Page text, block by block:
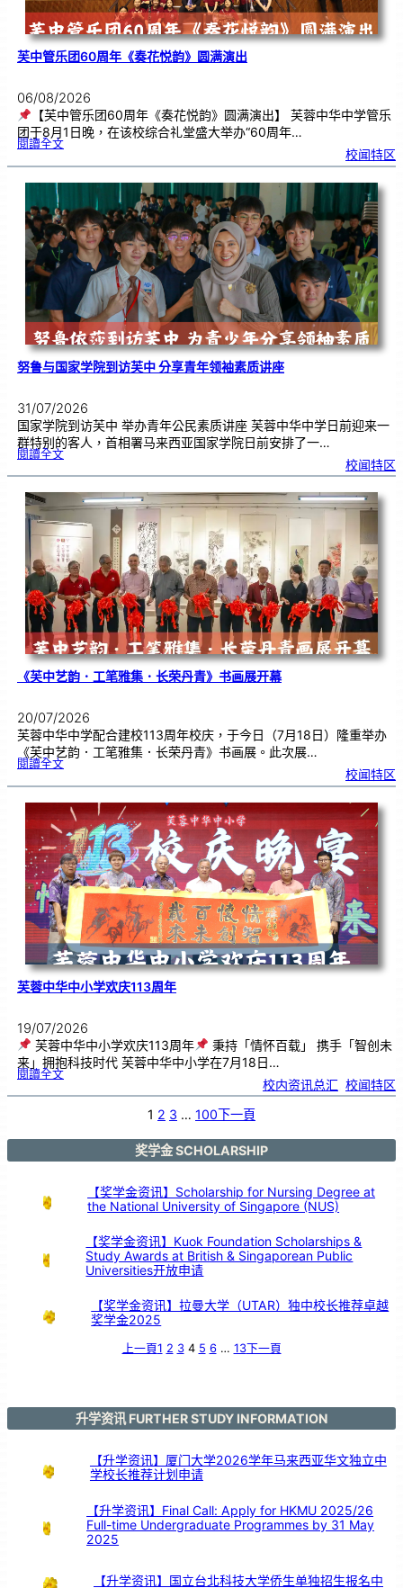
芙中管乐团60周年《奏花悦韵》圆满演出
06/08/2026
【芙中管乐团60周年《奏花悦韵》圆满演出】 芙蓉中华中学管乐
团于8月1日晚，在该校综合礼堂盛大举办“60周年…
閱讀全文:芙
乐
6
0
《
奏
花
悦
韵
》
圆
满
演
出
校闻特区
努鲁与国家学院到访芙中 分享青年领袖素质讲座
31/07/2026
国家学院到访芙中 举办青年公民素质讲座 芙蓉中华中学日前迎来一
群特别的客人，首相署马来西亚国家学院日前安排了一…
閱讀全文:努
国
学
院
到
访
中
分
享
青
年
领
袖
素
质
讲
座
校闻特区
《芙中艺韵．工笔雅集．长荣丹青》书画展开幕
20/07/2026
芙蓉中华中学配合建校113周年校庆，于今日（7月18日）隆重举办
《芙中艺韵．工笔雅集．长荣丹青》书画展。此次展…
閱讀全文:《
艺
．
工
笔
雅
集
．
长
荣
丹
青
》
书
画
展
开
幕
校闻特区
芙蓉中华中小学欢庆113周年
19/07/2026
芙蓉中华中小学欢庆113周年
秉持「情怀百载」 携手「智创未
来」拥抱科技时代 芙蓉中华中小学在7月18日…
閱讀全文:芙
华
1
年
校内资讯总汇 校闻特区
1 2 3 … 100 下一頁
奖学金 SCHOLARSHIP
【奖学金资讯】Scholarship for Nursing Degree at
the National University of Singapore (NUS)
【奖学金资讯】Kuok Foundation Scholarships &
Study Awards at British & Singaporean Public
Universities开放申请
【奖学金资讯】拉曼大学（UTAR）独中校长推荐卓越
奖学金2025
上一頁1 2 3 4 5 6 … 13下一頁
升学资讯 FURTHER STUDY INFORMATION
【升学资讯】厦门大学2026学年马来西亚华文独立中
学校长推荐计划申请
【升学资讯】Final Call: Apply for HKMU 2025/26
Full-time Undergraduate Programmes by 31 May
2025
【升学资讯】国立台北科技大学侨生单独招生报名中